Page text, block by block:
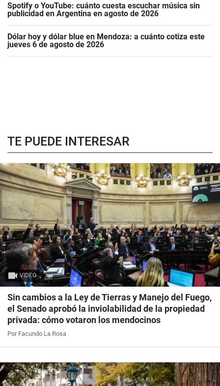
Spotify o YouTube: cuánto cuesta escuchar música sin
publicidad en Argentina en agosto de 2026
Dólar hoy y dólar blue en Mendoza: a cuánto cotiza este
jueves 6 de agosto de 2026
TE PUEDE INTERESAR
VIDEO
Sin cambios a la Ley de Tierras y Manejo del Fuego,
el Senado aprobó la inviolabilidad de la propiedad
privada: cómo votaron los mendocinos
Por Facundo La Rosa